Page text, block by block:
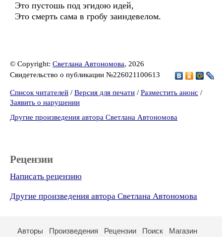
Это пустошь под эгидою идей,
Это смерть сама в гробу заиндевелом.
© Copyright: Светлана Автономова, 2026
Свидетельство о публикации №226021100613
Список читателей / Версия для печати / Разместить анонс /
Заявить о нарушении
Другие произведения автора Светлана Автономова
Рецензии
Написать рецензию
Другие произведения автора Светлана Автономова
Авторы Произведения Рецензии Поиск
Магазин